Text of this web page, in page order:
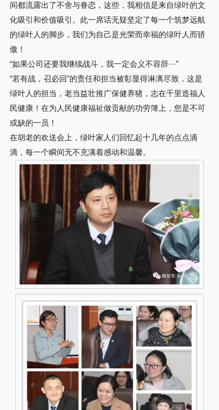
间都流露出了不舍与眷恋，这些，我相信是来自绿叶的文
化吸引和价值吸引。此一席话无疑坚定了每一个筑梦远航
的绿叶人的脚步，我们为自己是光荣而幸福的绿叶人而骄
傲！
“如果公司还要我继续战斗，我一定会义不容辞···”
“若有战，召必回”的责任和担当被彰显得淋漓尽致，这是
绿叶人的担当，老当益壮推广保健养猪，志在千里造福人
民健康！在为人民健康福祉做贡献的功劳簿上，您是不可
或缺的一员！
在胡老的欢送会上，绿叶家人们回忆起十几年的点点滴
滴，每一个瞬间无不充满着感动和温馨。